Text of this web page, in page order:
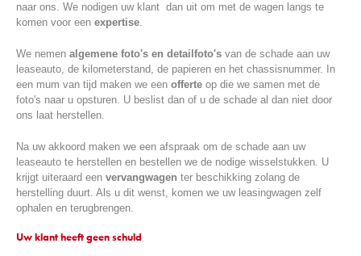
naar ons. We nodigen uw klant dan uit om met de wagen langs te
komen voor een expertise.
We nemen algemene foto's en detailfoto's van de schade aan uw
leaseauto, de kilometerstand, de papieren en het chassisnummer. In
een mum van tijd maken we een offerte op die we samen met de
foto's naar u opsturen. U beslist dan of u de schade al dan niet door
ons laat herstellen.
Na uw akkoord maken we een afspraak om de schade aan uw
leaseauto te herstellen en bestellen we de nodige wisselstukken. U
krijgt uiteraard een vervangwagen ter beschikking zolang de
herstelling duurt. Als u dit wenst, komen we uw leasingwagen zelf
ophalen en terugbrengen.
Uw klant heeft geen schuld